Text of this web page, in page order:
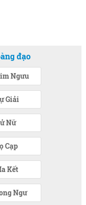
đạo
Ngưu
Giải
Nữ
Cạp
Kết
Ngư